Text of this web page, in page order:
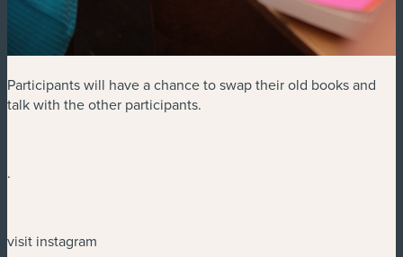
Participants will have a chance to swap their old books and
talk with the other participants.
.
visit instagram